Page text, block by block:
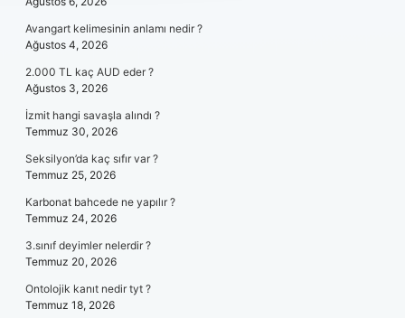
Avangart kelimesinin anlamı nedir ?
Ağustos 4, 2026
2.000 TL kaç AUD eder ?
Ağustos 3, 2026
İzmit hangi savaşla alındı ?
Temmuz 30, 2026
Seksilyon’da kaç sıfır var ?
Temmuz 25, 2026
Karbonat bahcede ne yapılır ?
Temmuz 24, 2026
3.sınıf deyimler nelerdir ?
Temmuz 20, 2026
Ontolojik kanıt nedir tyt ?
Temmuz 18, 2026